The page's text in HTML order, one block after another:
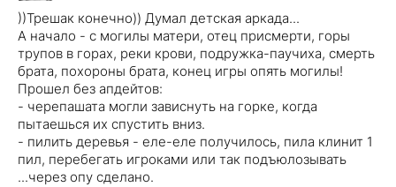
))Трешак конечно)) Думал детская аркада...
А начало - с могилы матери, отец присмерти, горы
трупов в горах, реки крови, подружка-паучиха, смерть
брата, похороны брата, конец игры опять могилы!
Прошел без апдейтов:
- черепашата могли зависнуть на горке, когда
пытаешься их спустить вниз.
- пилить деревья - еле-еле получилось, пила клинит 1
пил, перебегать игроками или так подъюлозывать
...через опу сделано.